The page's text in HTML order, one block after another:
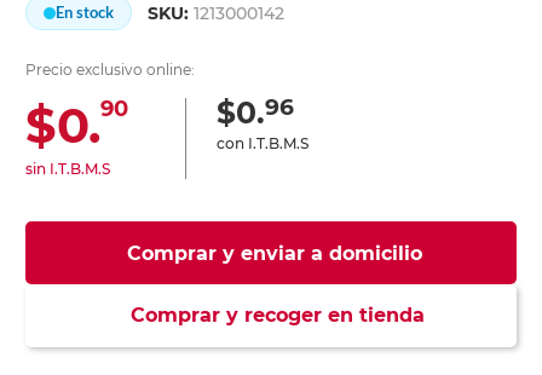
En stock SKU:1213000142
Precio exclusivo online:
$0.90
sin I.T.B.M.S
$0.96
con I.T.B.M.S
Comprar y enviar a domicilio
Comprar y recoger en tienda